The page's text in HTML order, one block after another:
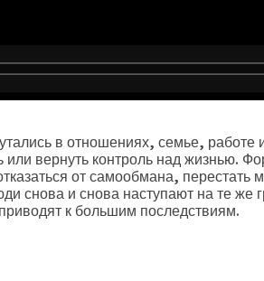
в отношениях, семье, работе
вернуть контроль над жизнью.
от самообмана, перестать
снова и снова наступают на те же
к большим последствиям.